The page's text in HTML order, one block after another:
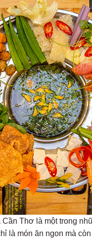
Thơ là một trong
là món ăn ngon mà